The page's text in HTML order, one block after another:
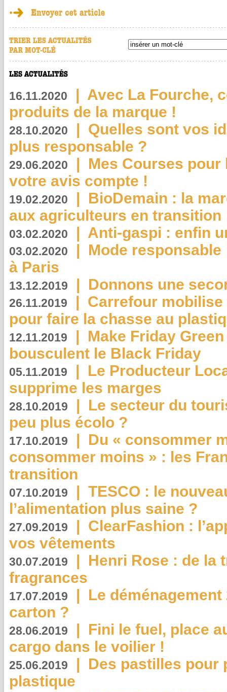
16.11.2020 | Avec La Fourche,
produits de la marque !
28.10.2020 | Quelles sont vos
plus responsable ?
29.06.2020 | Mes Courses pour
votre avis compte !
19.02.2020 | BioDemain : la
aux agriculteurs en transition
03.02.2020 | Anti-gaspi : enfin
03.02.2020 | Mode
à Paris
13.12.2019 | Donnons une
26.11.2019 | Carrefour
pour faire la chasse au
12.11.2019 | Make Friday
bousculent le Black Friday
05.11.2019 | Le Producteur
supprime les marges
28.10.2019 | Le secteur du
peu plus écolo ?
17.10.2019 | Du « consommer
consommer moins » : les
transition
07.10.2019 | TESCO : le
l’alimentation plus saine ?
27.09.2019 | ClearFashion :
vos vêtements
30.07.2019 | Henri Rose : de la
fragrances
17.07.2019 | Le
carton ?
28.06.2019 | Fini le fuel, place
cargo dans le voilier !
25.06.2019 | Des pastilles pour
plastique